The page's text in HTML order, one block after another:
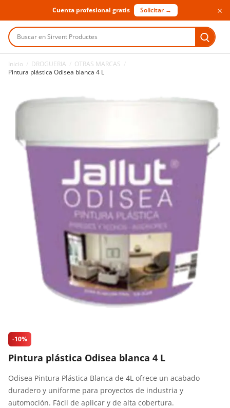
Cuenta profesional gratis Solicitar → ×
Buscar en Sirvent Productes
Inicio DROGUERIA OTRAS MARCAS
Pintura plástica Odisea blanca 4 L
-10%
Pintura plástica Odisea blanca 4 L
Odisea Pintura Plástica Blanca de 4L ofrece un acabado
duradero y uniforme para proyectos de industria y
automoción. Fácil de aplicar y de alta cobertura.